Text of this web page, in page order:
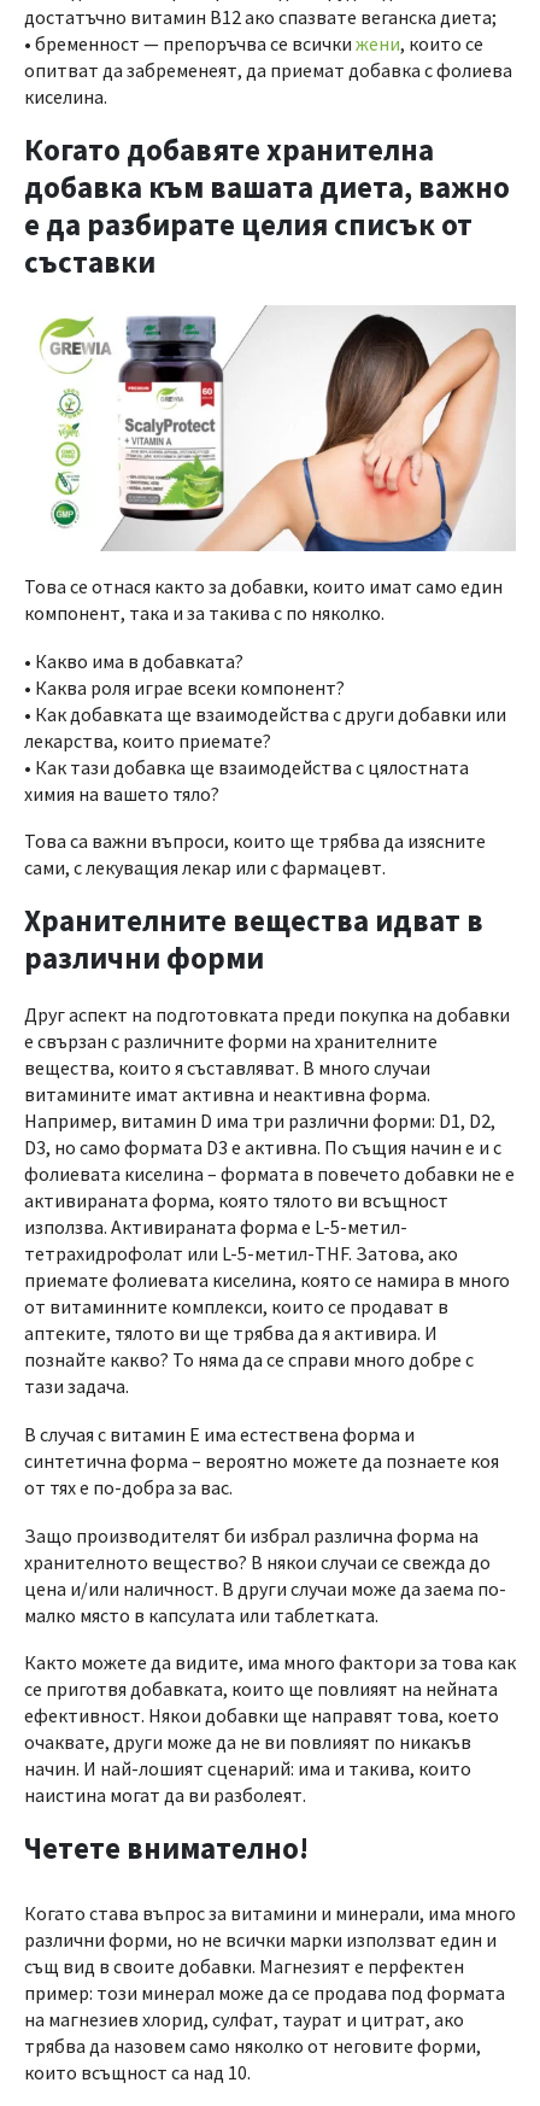
достатъчно витамин B12 ако спазвате веганска диета;
• бременност — препоръчва се всички жени, които се
опитват да забременеят, да приемат добавка с фолиева
киселина.
Когато добавяте хранителна
добавка към вашата диета, важно
е да разбирате целия списък от
съставки
Това се отнася както за добавки, които имат само един
компонент, така и за такива с по няколко.
• Какво има в добавката?
• Каква роля играе всеки компонент?
• Как добавката ще взаимодейства с други добавки или
лекарства, които приемате?
• Как тази добавка ще взаимодейства с цялостната
химия на вашето тяло?
Това са важни въпроси, които ще трябва да изясните
сами, с лекуващия лекар или с фармацевт.
Хранителните вещества идват в
различни форми
Друг аспект на подготовката преди покупка на добавки
е свързан с различните форми на хранителните
вещества, които я съставляват. В много случаи
витамините имат активна и неактивна форма.
Например, витамин D има три различни форми: D1, D2,
D3, но само формата D3 е активна. По същия начин е и с
фолиевата киселина – формата в повечето добавки не е
активираната форма, която тялото ви всъщност
използва. Активираната форма е L-5-метил-
тетрахидрофолат или L-5-метил-THF. Затова, ако
приемате фолиевата киселина, която се намира в много
от витаминните комплекси, които се продават в
аптеките, тялото ви ще трябва да я активира. И
познайте какво? То няма да се справи много добре с
тази задача.
В случая с витамин Е има естествена форма и
синтетична форма – вероятно можете да познаете коя
от тях е по-добра за вас.
Защо производителят би избрал различна форма на
хранителното вещество? В някои случаи се свежда до
цена и/или наличност. В други случаи може да заема по-
малко място в капсулата или таблетката.
Както можете да видите, има много фактори за това как
се приготвя добавката, които ще повлияят на нейната
ефективност. Някои добавки ще направят това, което
очаквате, други може да не ви повлияят по никакъв
начин. И най-лошият сценарий: има и такива, които
наистина могат да ви разболеят.
Четете внимателно!
Когато става въпрос за витамини и минерали, има много
различни форми, но не всички марки използват един и
същ вид в своите добавки. Магнезият е перфектен
пример: този минерал може да се продава под формата
на магнезиев хлорид, сулфат, таурат и цитрат, ако
трябва да назовем само няколко от неговите форми,
които всъщност са над 10.